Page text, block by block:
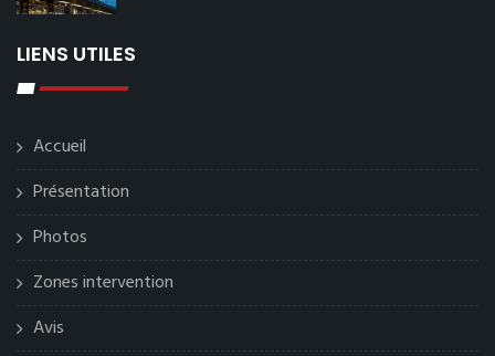
LIENS UTILES
Accueil
Présentation
Photos
Zones intervention
Avis